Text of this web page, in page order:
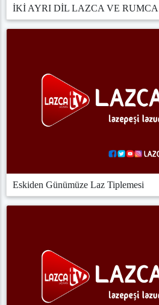
İKİ AYRI DİL LAZCA VE RUMCA
Eskiden Günümüze Laz Tiplemesi